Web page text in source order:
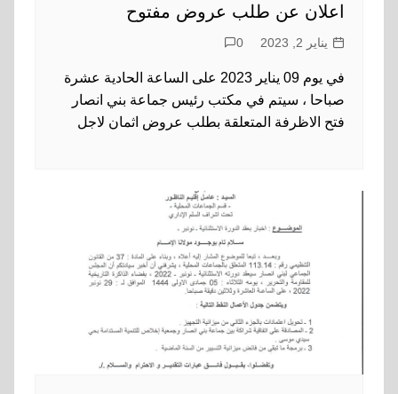
اعلان عن طلب عروض مفتوح
يناير 2, 2023 0
في يوم 09 يناير 2023 على الساعة الحادية عشرة
صباحا ، سيتم في مكتب رئيس جماعة بني انصار
فتح الاظرفة المتعلقة بطلب عروض اثمان لاجل